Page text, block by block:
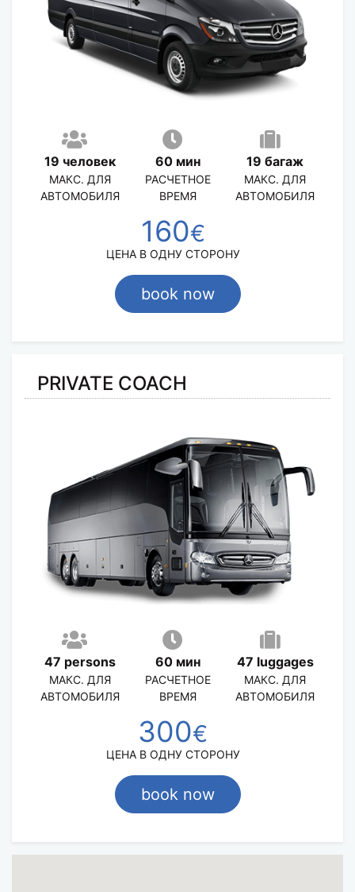
19 человек
МАКС. ДЛЯ
АВТОМОБИЛЯ
60 мин
РАСЧЕТНОЕ
ВРЕМЯ
19 багаж
МАКС. ДЛЯ
АВТОМОБИЛЯ
ЦЕНА В ОДНУ СТОРОНУ
160€
book now
PRIVATE COACH
47 persons
МАКС. ДЛЯ
АВТОМОБИЛЯ
60 мин
РАСЧЕТНОЕ
ВРЕМЯ
47 luggages
МАКС. ДЛЯ
АВТОМОБИЛЯ
ЦЕНА В ОДНУ СТОРОНУ
300€
book now